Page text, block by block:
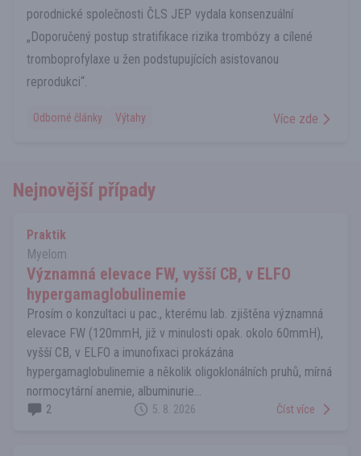
porodnické společnosti ČLS JEP vydala konsenzuální
„Doporučený postup stratifikace rizika trombózy a cílené
tromboprofylaxe u žen podstupujících asistovanou
reprodukci“.
Odborné články Výtahy Více zde
Nejnovější případy
Praktik
Myelom
Významná elevace FW, vyšší CB, v ELFO
hypergamaglobulinemie
Prosím o konzultaci u pac., kterému lab. zjištěna významná
elevace FW (120mmH, již v minulosti opak. okolo 60mmH),
vyšší CB, v ELFO a imunofixaci prokázána
hypergamaglobulinemie a několik oligoklonálních pruhů, mírná
normocytární anemie, albuminurie...
2 5. 8. 2026 Číst více